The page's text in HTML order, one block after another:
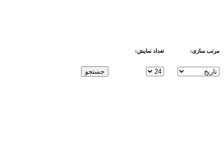
مرتب سازی: تعداد نمایش:
جستجو